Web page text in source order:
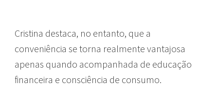
Cristina destaca, no entanto, que a
conveniência se torna realmente vantajosa
apenas quando acompanhada de educação
financeira e consciência de consumo.